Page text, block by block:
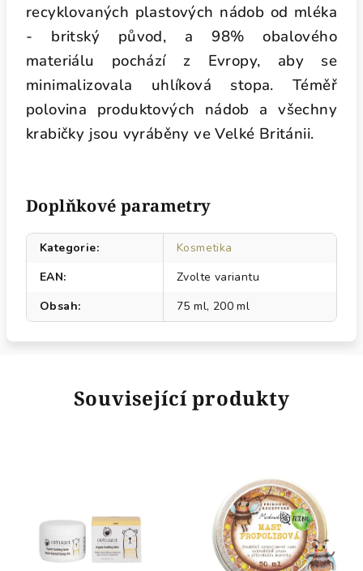
recyklovaných plastových nádob od mléka
- britský původ, a 98% obalového
materiálu pochází z Evropy, aby se
minimalizovala uhlíková stopa. Téměř
polovina produktových nádob a všechny
krabičky jsou vyráběny ve Velké Británii.
Doplňkové parametry
Kategorie:
Kosmetika
EAN:
Zvolte variantu
Obsah: 75 ml, 200 ml
Související produkty